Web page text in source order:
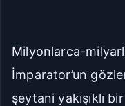
Milyonlarca-
İmparator’un
şeytani yakışıklı